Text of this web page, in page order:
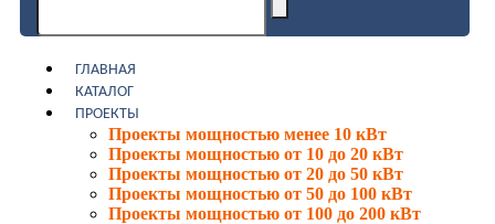
ГЛАВНАЯ
КАТАЛОГ
ПРОЕКТЫ
Проекты мощностью менее 10 кВт
Проекты мощностью от 10 до 20 кВт
Проекты мощностью от 20 до 50 кВт
Проекты мощностью от 50 до 100 кВт
Проекты мощностью от 100 до 200 кВт